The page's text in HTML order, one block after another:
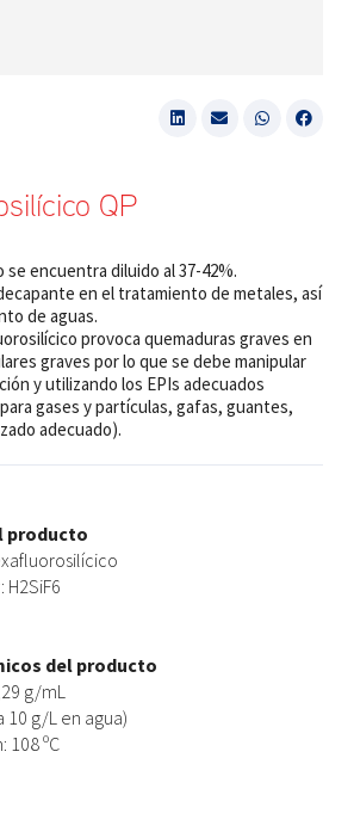
QP
se encuentra diluido al 37-42%.
en el tratamiento de metales, así
de aguas.
provoca quemaduras graves en
graves por lo que se debe manipular
y utilizando los EPIs adecuados
gases y partículas, gafas, guantes,
adecuado).
producto
del producto
g/mL
10 g/L en agua)
ºC